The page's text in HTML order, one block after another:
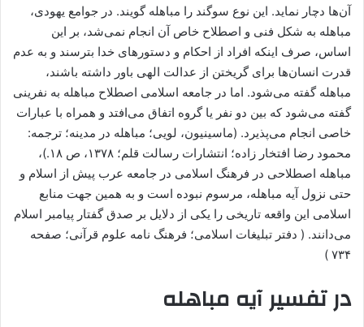
آن‌ها دچار نماید. این نوع سوگند را مباهله گویند. در جوامع یهودی،
مباهله به شکل فنی و اصطلاح خاص آن انجام نمی‌شد، بر این
اساس، صرف اینکه افراد از احکام و دستورهای خدا بترسند و به عدم
قدرت انسان‌ها برای گریختن از عدالت الهی باور داشته ‌باشند،
مباهله گفته می‌شود. اما در جامعه اسلامی اصطلاح مباهله به نفرینی
گفته می‌شود که بین دو نفر یا گروه اتفاق می‌افتد و همراه با عبارات
خاصی انجام می‌پذیرد. (ماسینیون، لویی؛ مباهله در مدینه؛ ترجمه:
محمود رضا افتخار زاده؛ انتشارات رسالت قلم؛ ۱۳۷۸، ص ۱۸.)،
مباهله اصطلاحی در فرهنگ اسلامی در جامعه عرب پیش از اسلام و
حتی نزول آیه مباهله، مرسوم نبوده ‌است و به همین جهت منابع
اسلامی این واقعه تاریخی را یکی از دلایل بر صدق گفتار پیامبر اسلام
می‌دانند. ( دفتر تبلیغات اسلامی؛ فرهنگ نامه علوم قرآنی؛ صفحه
۷۳۴ )
در تفسیر آیه مباهله